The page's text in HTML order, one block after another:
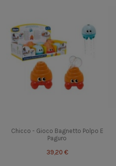
Chicco - Gioco Bagnetto Polpo E
Paguro
39,20 €